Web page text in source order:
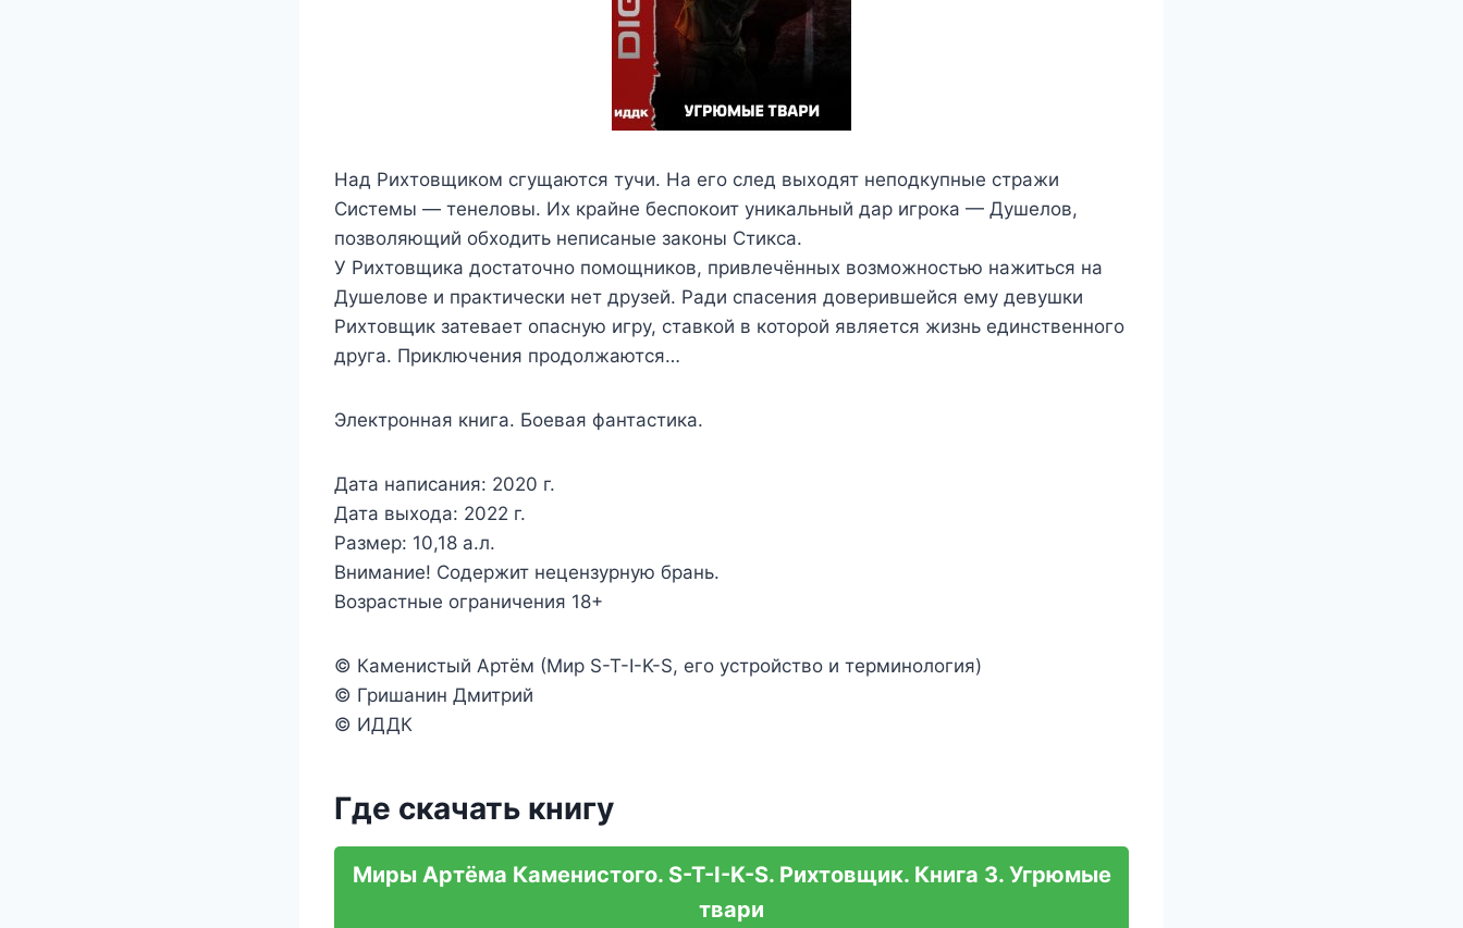
Над Рихтовщиком сгущаются тучи. На его след выходят неподкупные стражи
Системы — тенеловы. Их крайне беспокоит уникальный дар игрока — Душелов,
позволяющий обходить неписаные законы Стикса.
У Рихтовщика достаточно помощников, привлечённых возможностью нажиться на
Душелове и практически нет друзей. Ради спасения доверившейся ему девушки
Рихтовщик затевает опасную игру, ставкой в которой является жизнь единственного
друга. Приключения продолжаются…
Электронная книга. Боевая фантастика.
Дата написания: 2020 г.
Дата выхода: 2022 г.
Размер: 10,18 а.л.
Внимание! Содержит нецензурную брань.
Возрастные ограничения 18+
© Каменистый Артём (Мир S-T-I-K-S, его устройство и терминология)
© Гришанин Дмитрий
© ИДДК
Где скачать книгу
Миры Артёма Каменистого. S-T-I-K-S. Рихтовщик. Книга 3. Угрюмые
твари